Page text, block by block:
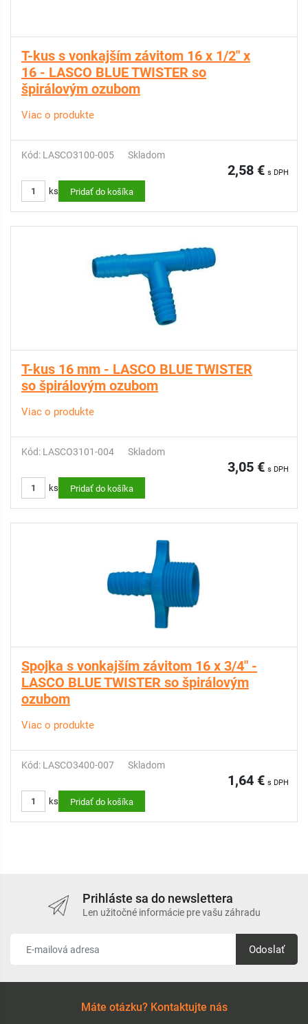
T-kus s vonkajším závitom 16 x 1/2" x
16 - LASCO BLUE TWISTER so
špirálovým ozubom
Viac o produkte
Kód: LASCO3100-005 Skladom
2,58 € s DPH
ks Pridať do košíka
T-kus 16 mm - LASCO BLUE TWISTER
so špirálovým ozubom
Viac o produkte
Kód: LASCO3101-004 Skladom
3,05 € s DPH
ks Pridať do košíka
Spojka s vonkajším závitom 16 x 3/4" -
LASCO BLUE TWISTER so špirálovým
ozubom
Viac o produkte
Kód: LASCO3400-007 Skladom
1,64 € s DPH
ks Pridať do košíka
Prihláste sa do newslettera
Len užitočné informácie pre vašu záhradu
Odoslať
Máte otázku? Kontaktujte nás